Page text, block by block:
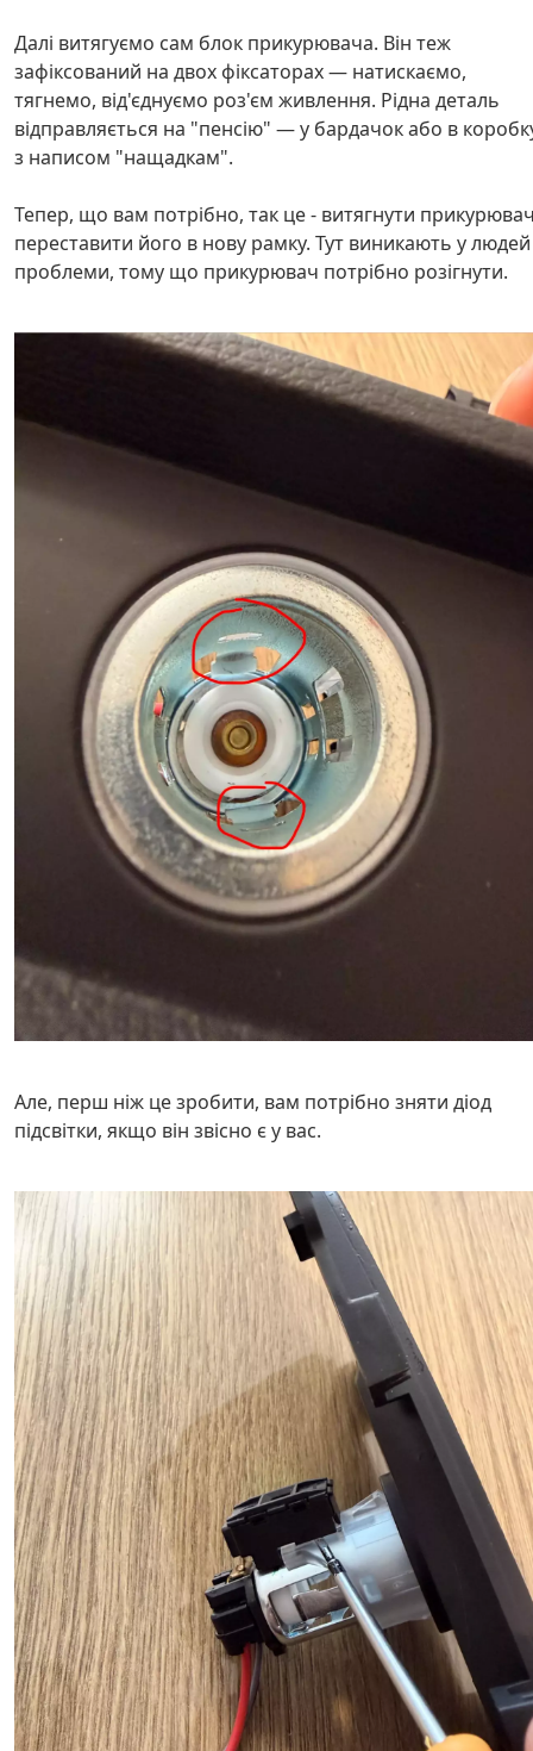
Далі витягуємо сам блок прикурювача. Він теж
зафіксований на двох фіксаторах — натискаємо,
тягнемо, від'єднуємо роз'єм живлення. Рідна деталь
відправляється на "пенсію" — у бардачок або в
з написом "нащадкам".
Тепер, що вам потрібно, так це - витягнути
переставити його в нову рамку. Тут виникають у людей
проблеми, тому що прикурювач потрібно розігнути.
Але, перш ніж це зробити, вам потрібно зняти діод
підсвітки, якщо він звісно є у вас.